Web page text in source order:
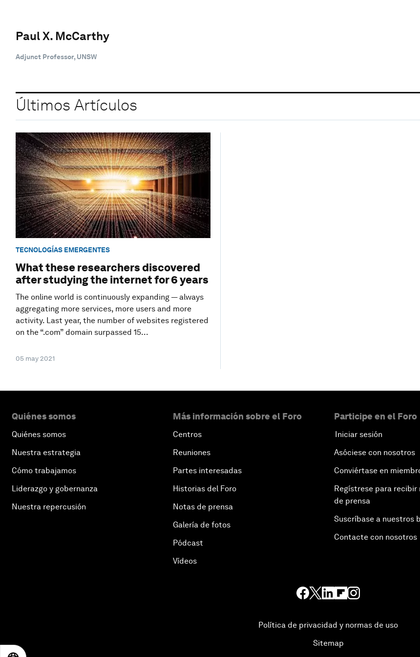
Paul X. McCarthy
Adjunct Professor, UNSW
Últimos Artículos
TECNOLOGÍAS EMERGENTES
What these researchers discovered
after studying the internet for 6 years
The online world is continuously expanding — always
aggregating more services, more users and more
activity. Last year, the number of websites registered
on the “.com” domain surpassed 15...
05 may 2021
Quiénes somos
Quiénes somos
Nuestra estrategia
Cómo trabajamos
Liderazgo y gobernanza
Nuestra repercusión
Más información sobre el Foro
Centros
Reuniones
Partes interesadas
Historias del Foro
Notas de prensa
Galería de fotos
Pódcast
Vídeos
Participe en el Foro
Iniciar sesión
Asóciese con nosotros
Conviértase en
Regístrese para
de prensa
Suscríbase a nuestros
Contacte con nosotros
Política de privacidad y normas de uso
Sitemap